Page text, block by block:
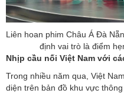
Liên hoan phim Châu Á Đà
định vai trò là điểm
Nhịp cầu nối Việt Nam với
Trong nhiều năm qua, Việt
diện trên bản đồ khu vực